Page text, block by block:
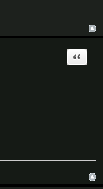
Quote